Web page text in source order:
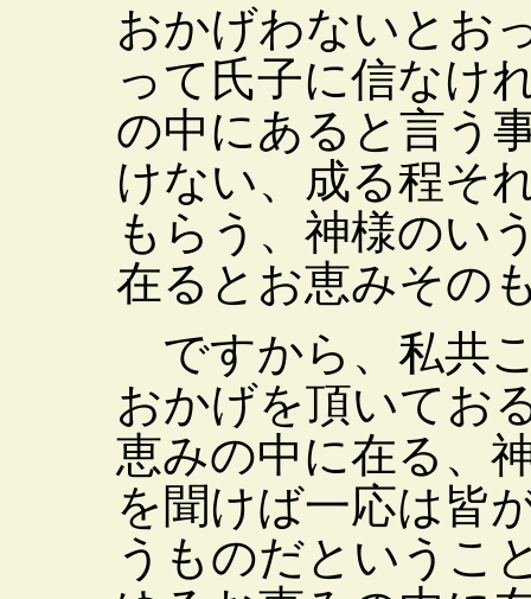
おかげわないとお
って氏子に信なけ
の中にあると言う
けない、成る程そ
もらう、神様のい
在るとお恵みその
ですから、私共
おかげを頂いてお
恵みの中に在る、
を聞けば一応は皆
うものだというこ